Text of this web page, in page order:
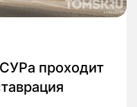
проходит